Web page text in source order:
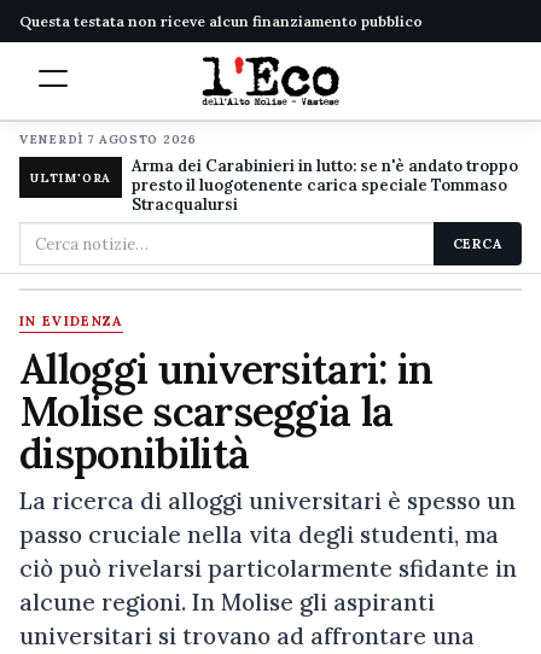
Questa testata non riceve alcun finanziamento pubblico
VENERDÌ 7 AGOSTO 2026
ULTIM'ORA
Arma dei Carabinieri in lutto: se n'è andato troppo
presto il luogotenente carica speciale Tommaso
Stracqualursi
Cerca
nel
sito
CERCA
IN EVIDENZA
Alloggi universitari: in
Molise scarseggia la
disponibilità
La ricerca di alloggi universitari è spesso un
passo cruciale nella vita degli studenti, ma
ciò può rivelarsi particolarmente sfidante in
alcune regioni. In Molise gli aspiranti
universitari si trovano ad affrontare una